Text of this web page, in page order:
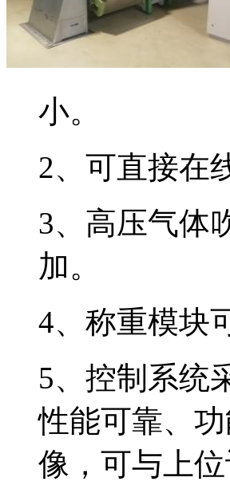
小。
2、可直接在
3、高压气体
加。
4、称重模块
5、控制系统
性能可靠、
像，可与上